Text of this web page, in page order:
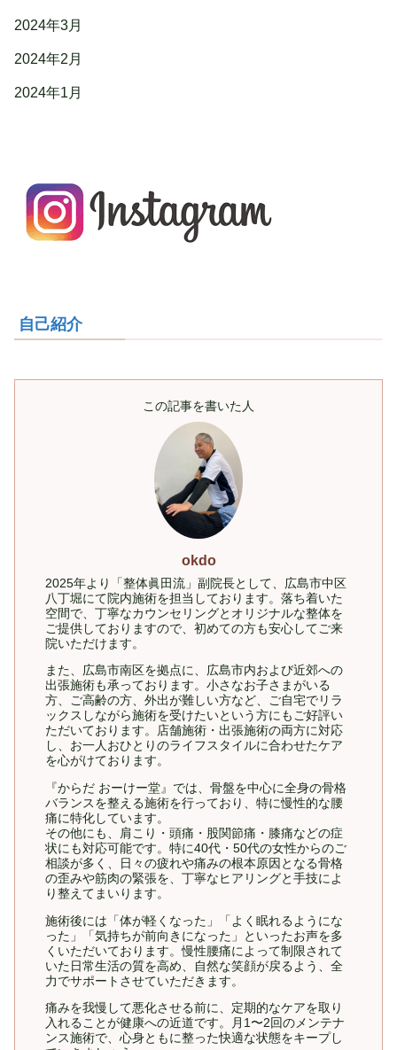
2024年3月
2024年2月
2024年1月
自己紹介
この記事を書いた人
okdo
2025年より「整体眞田流」副院長として、広島市中区
八丁堀にて院内施術を担当しております。落ち着いた
空間で、丁寧なカウンセリングとオリジナルな整体を
ご提供しておりますので、初めての方も安心してご来
院いただけます。
また、広島市南区を拠点に、広島市内および近郊への
出張施術も承っております。小さなお子さまがいる
方、ご高齢の方、外出が難しい方など、ご自宅でリラ
ックスしながら施術を受けたいという方にもご好評い
ただいております。店舗施術・出張施術の両方に対応
し、お一人おひとりのライフスタイルに合わせたケア
を心がけております。
『からだ おーけー堂』では、骨盤を中心に全身の骨格
バランスを整える施術を行っており、特に慢性的な腰
痛に特化しています。
その他にも、肩こり・頭痛・股関節痛・膝痛などの症
状にも対応可能です。特に40代・50代の女性からのご
相談が多く、日々の疲れや痛みの根本原因となる骨格
の歪みや筋肉の緊張を、丁寧なヒアリングと手技によ
り整えてまいります。
施術後には「体が軽くなった」「よく眠れるようにな
った」「気持ちが前向きになった」といったお声を多
くいただいております。慢性腰痛によって制限されて
いた日常生活の質を高め、自然な笑顔が戻るよう、全
力でサポートさせていただきます。
痛みを我慢して悪化させる前に、定期的なケアを取り
入れることが健康への近道です。月1〜2回のメンテナ
ンス施術で、心身ともに整った快適な状態をキープし